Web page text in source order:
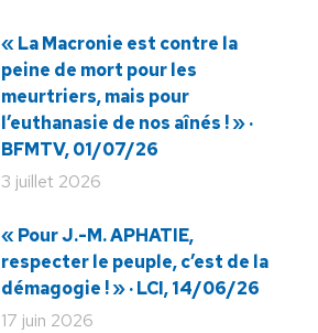
« La Macronie est contre la
peine de mort pour les
meurtriers, mais pour
l’euthanasie de nos aînés ! » ·
BFMTV, 01/07/26
3 juillet 2026
« Pour J.-M. APHATIE,
respecter le peuple, c’est de la
démagogie ! » · LCI, 14/06/26
17 juin 2026